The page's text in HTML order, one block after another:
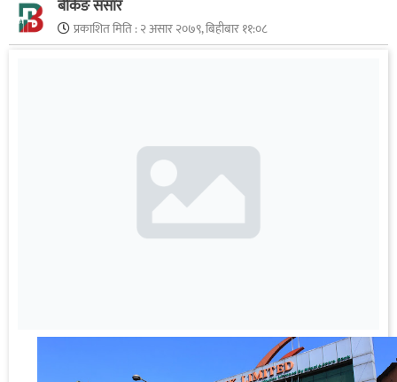
बैंकिङ संसार
प्रकाशित मिति :२ असार २०७९, बिहीबार ११:०८